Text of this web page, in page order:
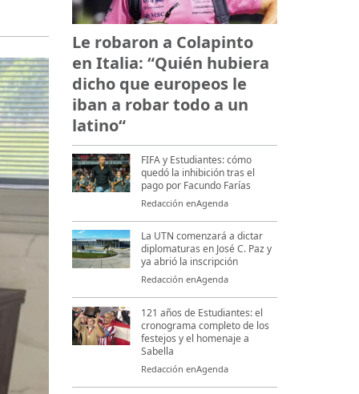
Le robaron a Colapinto
en Italia: “Quién hubiera
dicho que europeos le
iban a robar todo a un
latino“
FIFA y Estudiantes: cómo
quedó la inhibición tras el
pago por Facundo Farías
Redacción enAgenda
La UTN comenzará a dictar
diplomaturas en José C. Paz y
ya abrió la inscripción
Redacción enAgenda
121 años de Estudiantes: el
cronograma completo de los
festejos y el homenaje a
Sabella
Redacción enAgenda